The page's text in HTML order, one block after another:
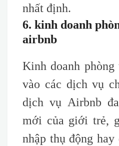
nhất định.
6. kinh doanh
airbnb
Kinh doanh
vào các dịch vụ
dịch vụ Airbnb
mới của giới trẻ,
nhập thụ động